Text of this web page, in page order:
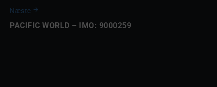
Næste
PACIFIC WORLD – IMO: 9000259